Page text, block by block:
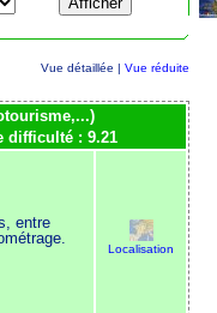
Vue détaillée | Vue réduite
difficulté : 9.21
entre
Localisation